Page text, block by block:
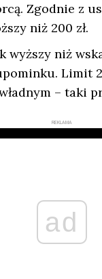
Zgodnie z
niż 200 zł.
niż
Limit
– taki
REKLAMA
ad